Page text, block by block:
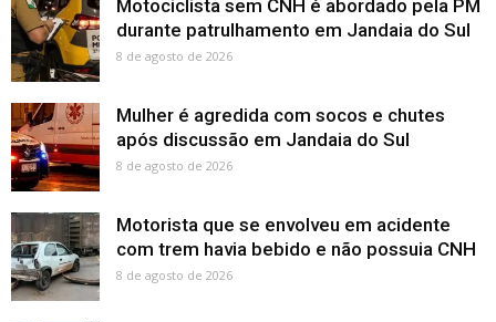
Motociclista sem CNH é abordado pela PM
durante patrulhamento em Jandaia do Sul
8 de agosto de 2026
Mulher é agredida com socos e chutes
após discussão em Jandaia do Sul
8 de agosto de 2026
Motorista que se envolveu em acidente
com trem havia bebido e não possuia CNH
8 de agosto de 2026